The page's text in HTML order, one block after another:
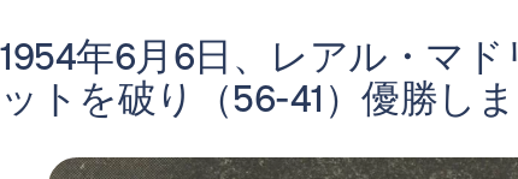
1954年6月6日、レアル・マ
ットを破り（56-41）優勝しま